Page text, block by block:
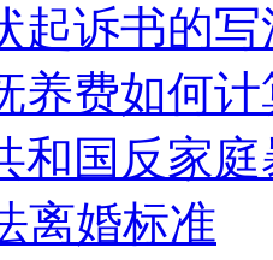
起诉书的写
养费如何
和国反家
离婚标准